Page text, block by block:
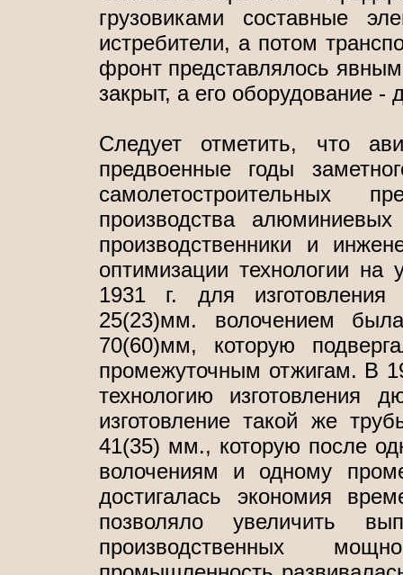
грузовиками составные
истребители, а потом
фронт представлялось
закрыт, а его оборудование
Следует отметить, что
предвоенные годы
самолетостроительных
производства
производственники и
оптимизации технологии
1931 г. для
25(23)мм. волочением
70(60)мм, которую
промежуточным отжигам. В
технологию изготовления
изготовление такой же
41(35) мм., которую после
волочениям и одному
достигалась экономия
позволяло увеличить
производственных